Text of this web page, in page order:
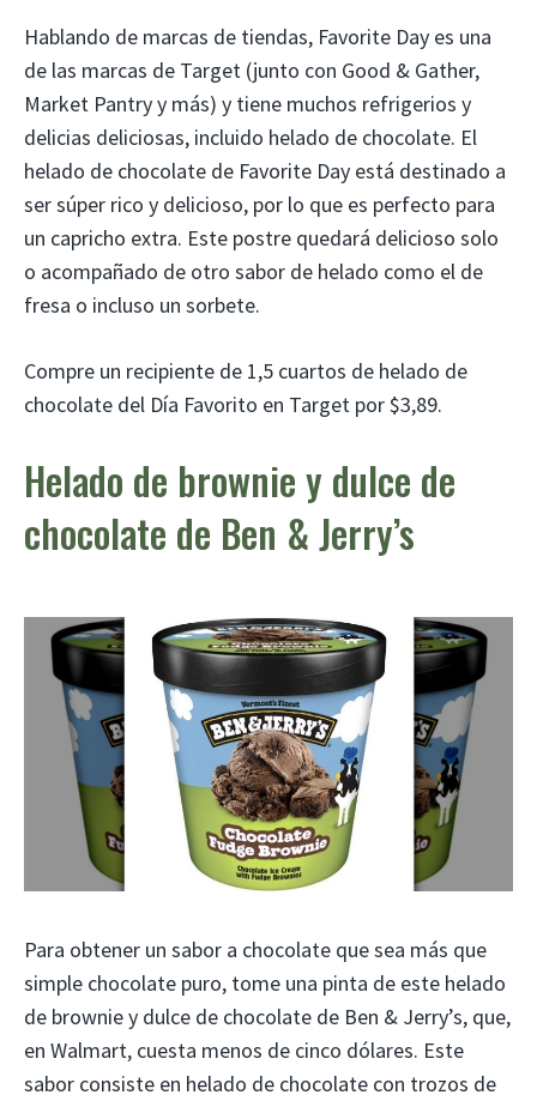
Hablando de marcas de tiendas, Favorite Day es una
de las marcas de Target (junto con Good & Gather,
Market Pantry y más) y tiene muchos refrigerios y
delicias deliciosas, incluido helado de chocolate. El
helado de chocolate de Favorite Day está destinado a
ser súper rico y delicioso, por lo que es perfecto para
un capricho extra. Este postre quedará delicioso solo
o acompañado de otro sabor de helado como el de
fresa o incluso un sorbete.
Compre un recipiente de 1,5 cuartos de helado de
chocolate del Día Favorito en Target por $3,89.
Helado de brownie y dulce de
chocolate de Ben & Jerry’s
Para obtener un sabor a chocolate que sea más que
simple chocolate puro, tome una pinta de este helado
de brownie y dulce de chocolate de Ben & Jerry’s, que,
en Walmart, cuesta menos de cinco dólares. Este
sabor consiste en helado de chocolate con trozos de